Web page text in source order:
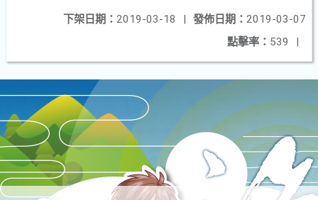
發佈日期： 2019-03-07
下架日期： 2019-03-18
|
點擊率： 539 |